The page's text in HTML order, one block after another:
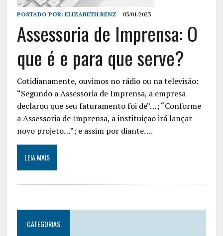
POSTADO POR: ELIZABETH RENZ 03/01/2023
Assessoria de Imprensa: O
que é e para que serve?
Cotidianamente, ouvimos no rádio ou na televisão:
“Segundo a Assessoria de Imprensa, a empresa
declarou que seu faturamento foi de”…; “Conforme
a Assessoria de Imprensa, a instituição irá lançar
novo projeto…”; e assim por diante….
LEIA MAIS
CATEGORIAS